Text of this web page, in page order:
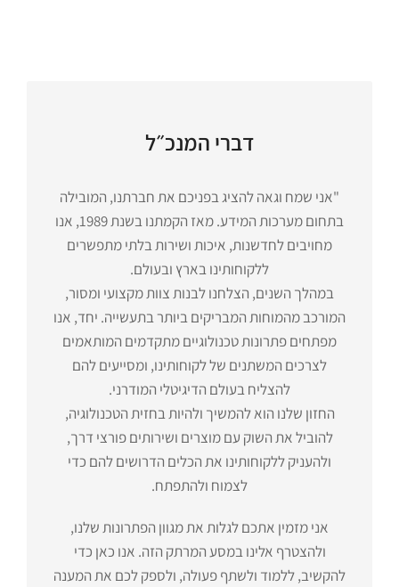
דברי המנכ״ל
"אני שמח וגאה להציג בפניכם את חברתנו, המובילה
בתחום מערכות המידע. מאז הקמתנו בשנת 1989, אנו
מחויבים לחדשנות, איכות ושירות בלתי מתפשרים
ללקוחותינו בארץ ובעולם.
במהלך השנים, הצלחנו לבנות צוות מקצועי ומסור,
המורכב מהמוחות המבריקים ביותר בתעשייה. יחד, אנו
מפתחים פתרונות טכנולוגיים מתקדמים המותאמים
לצרכים המשתנים של לקוחותינו, ומסייעים להם
להצליח בעולם הדיגיטלי המודרני.
החזון שלנו הוא להמשיך ולהיות בחזית הטכנולוגיה,
להוביל את השוק עם מוצרים ושירותים פורצי דרך,
ולהעניק ללקוחותינו את הכלים הדרושים להם כדי
לצמוח ולהתפתח.
אני מזמין אתכם לגלות את מגוון הפתרונות שלנו,
ולהצטרף אלינו במסע המרתק הזה. אנו כאן כדי
להקשיב, ללמוד ולשתף פעולה, ולספק לכם את המענה